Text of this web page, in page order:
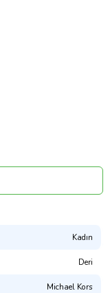
Kadın
Deri
Michael Kors